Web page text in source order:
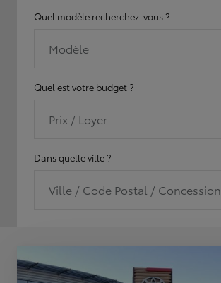
Quel modèle recherchez-vous ?
Modèle
Quel est votre budget ?
Prix / Loyer
Dans quelle ville ?
Ville / Code Postal / Concession